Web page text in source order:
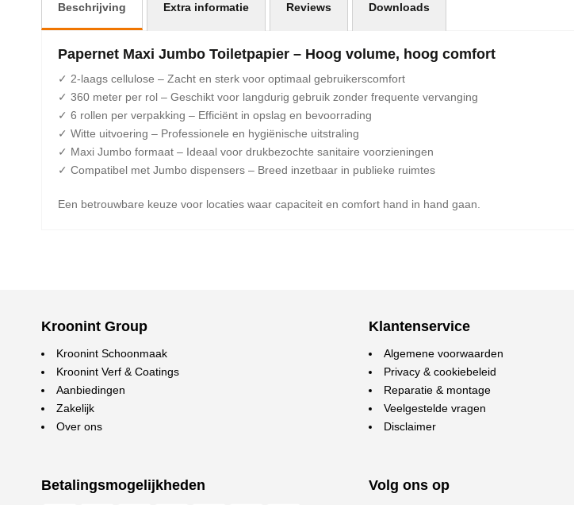
Beschrijving
Papernet Maxi Jumbo Toiletpapier – Hoog volume, hoog comfort
✓ 2-laags cellulose – Zacht en sterk voor optimaal gebruikerscomfort
✓ 360 meter per rol – Geschikt voor langdurig gebruik zonder frequente vervanging
✓ 6 rollen per verpakking – Efficiënt in opslag en bevoorrading
✓ Witte uitvoering – Professionele en hygiënische uitstraling
✓ Maxi Jumbo formaat – Ideaal voor drukbezochte sanitaire voorzieningen
✓ Compatibel met Jumbo dispensers – Breed inzetbaar in publieke ruimtes
Een betrouwbare keuze voor locaties waar capaciteit en comfort hand in hand gaan.
Extra informatie Reviews Downloads
Kroonint Group
Kroonint Schoonmaak
Kroonint Verf & Coatings
Aanbiedingen
Zakelijk
Over ons
Betalingsmogelijkheden
Klantenservice
Algemene voorwaarden
Privacy & cookiebeleid
Reparatie & montage
Veelgestelde vragen
Disclaimer
Volg ons op